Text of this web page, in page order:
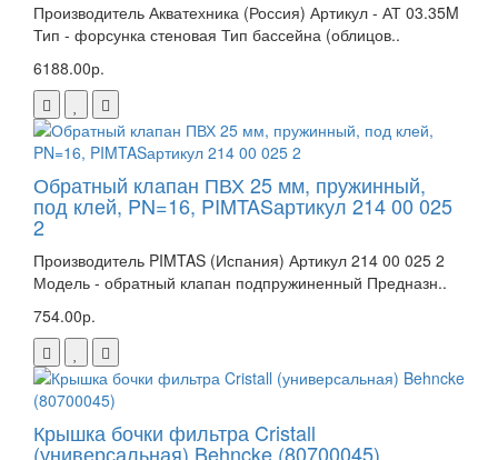
Производитель Акватехника (Россия) Артикул - АТ 03.35M
Тип - форсунка стеновая Тип бассейна (облицов..
6188.00р.
Обратный клапан ПВХ 25 мм, пружинный,
под клей, PN=16, PIMTASартикул 214 00 025
2
Производитель PIMTAS (Испания) Артикул 214 00 025 2
Модель - обратный клапан подпружиненный Предназн..
754.00р.
Крышка бочки фильтра Cristall
(универсальная) Behncke (80700045)